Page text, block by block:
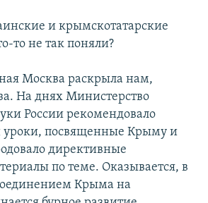
и крымскотатарские
то не так поняли?
Москва раскрыла нам,
На днях Министерство
России рекомендовало
уроки, посвященные Крыму и
директивные
по теме. Оказывается, в
Крыма на